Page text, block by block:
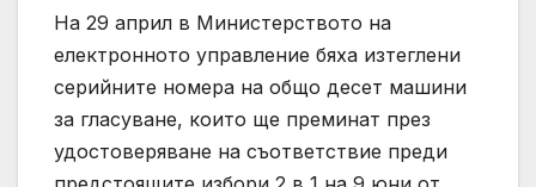
На 29 април в Министерството на
електронното управление бяха изтеглени
серийните номера на общо десет машини
за гласуване, които ще преминат през
удостоверяване на съответствие преди